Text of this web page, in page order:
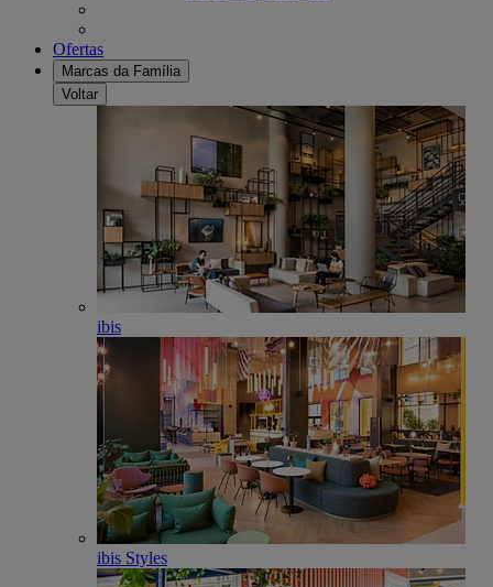
Ofertas
Marcas da Família
Voltar
ibis
ibis Styles